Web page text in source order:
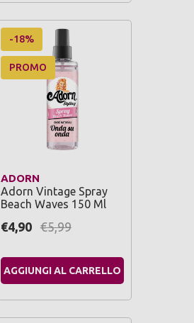
-18%
PROMO
ADORN
Adorn Vintage Spray
Beach Waves 150 Ml
€4,90 €5,99
AGGIUNGI AL CARRELLO